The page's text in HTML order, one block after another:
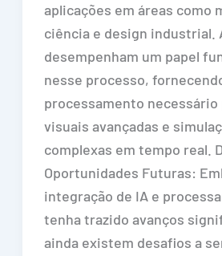
aplicações em áreas como
ciência e design industrial.
desempenham um papel
nesse processo,
processamento necessário
visuais avançadas e
complexas em tempo real.
Oportunidades Futuras:
integração de IA e
tenha trazido avanços
ainda existem desafios a